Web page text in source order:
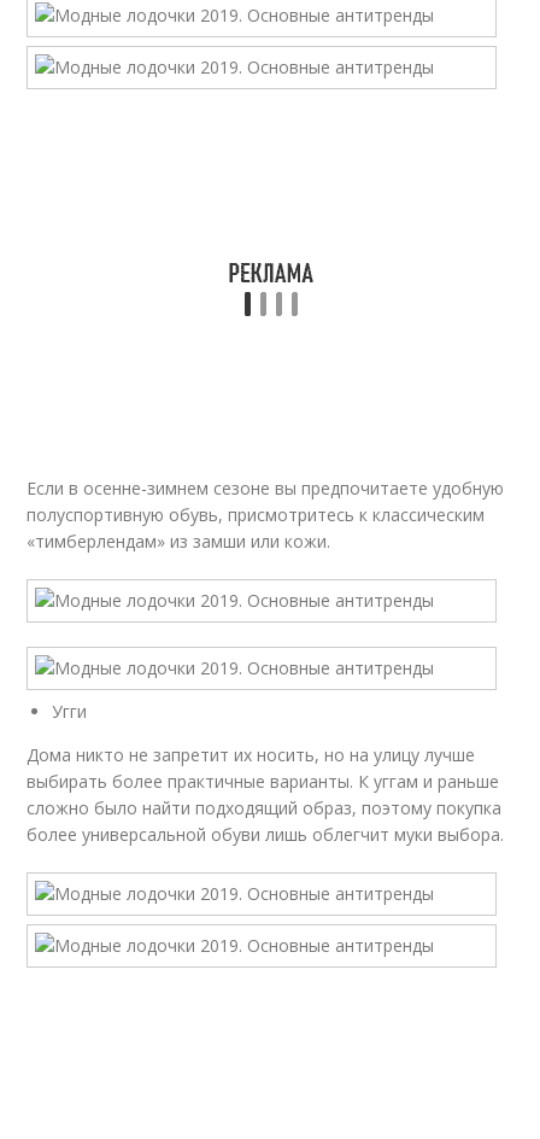
Если в осенне-зимнем сезоне вы предпочитаете удобную
полуспортивную обувь, присмотритесь к классическим
«тимберлендам» из замши или кожи.
Угги
Дома никто не запретит их носить, но на улицу лучше
выбирать более практичные варианты. К уггам и раньше
сложно было найти подходящий образ, поэтому покупка
более универсальной обуви лишь облегчит муки выбора.